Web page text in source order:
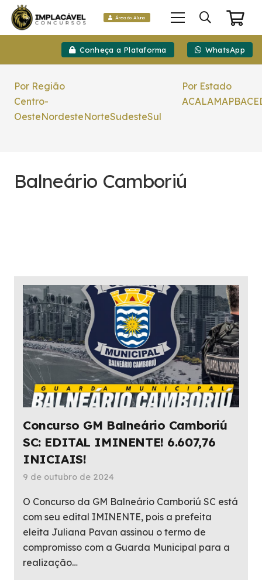
Área do Aluno
Conheça a Plataforma WhatsApp
Por Região
Centro-
OesteNordesteNorteSudesteSul
Por Estado
ACALAMAPBACE
Balneário Camboriú
Concurso GM Balneário Camboriú
SC: EDITAL IMINENTE! 6.607,76
INICIAIS!
9 de outubro de 2024
O Concurso da GM Balneário Camboriú SC está
com seu edital IMINENTE, pois a prefeita
eleita Juliana Pavan assinou o termo de
compromisso com a Guarda Municipal para a
realização…